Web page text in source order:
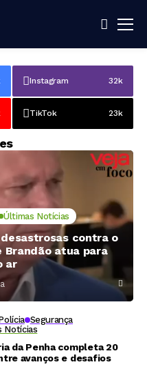
Instagram 32k
TikTok 23k
Últimas Notícias
contra o
Brandão atua para
ar
Segurança
Notícias
da Penha completa 20
avanços e desafios